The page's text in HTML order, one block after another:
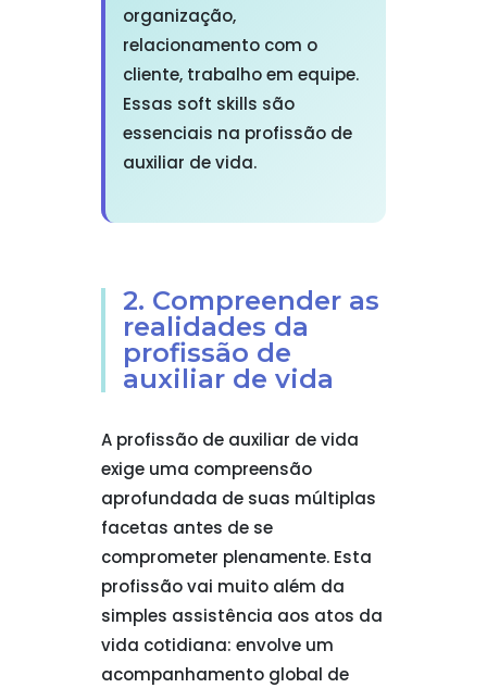
organização,
relacionamento com o
cliente, trabalho em equipe.
Essas soft skills são
essenciais na profissão de
auxiliar de vida.
2. Compreender as
realidades da
profissão de
auxiliar de vida
A profissão de auxiliar de vida
exige uma compreensão
aprofundada de suas múltiplas
facetas antes de se
comprometer plenamente. Esta
profissão vai muito além da
simples assistência aos atos da
vida cotidiana: envolve um
acompanhamento global de